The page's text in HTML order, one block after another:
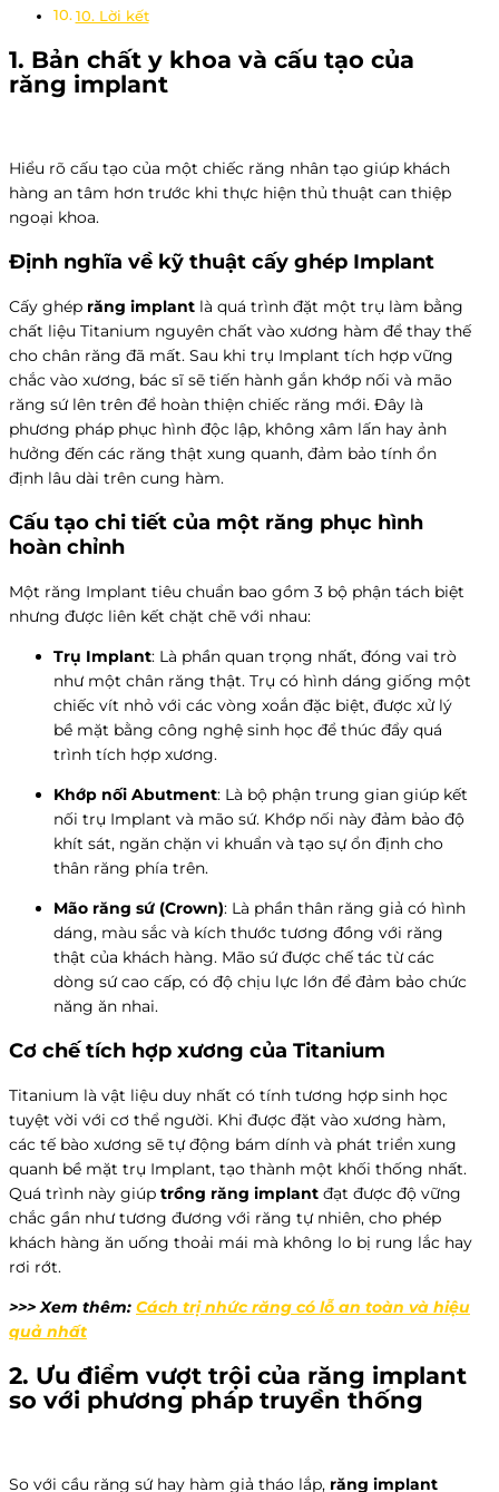
10. Lời kết
1. Bản chất y khoa và cấu tạo của
răng implant
Hiểu rõ cấu tạo của một chiếc răng nhân tạo giúp khách
hàng an tâm hơn trước khi thực hiện thủ thuật can thiệp
ngoại khoa.
Định nghĩa về kỹ thuật cấy ghép Implant
Cấy ghép răng implant là quá trình đặt một trụ làm bằng
chất liệu Titanium nguyên chất vào xương hàm để thay thế
cho chân răng đã mất. Sau khi trụ Implant tích hợp vững
chắc vào xương, bác sĩ sẽ tiến hành gắn khớp nối và mão
răng sứ lên trên để hoàn thiện chiếc răng mới. Đây là
phương pháp phục hình độc lập, không xâm lấn hay ảnh
hưởng đến các răng thật xung quanh, đảm bảo tính ổn
định lâu dài trên cung hàm.
Cấu tạo chi tiết của một răng phục hình
hoàn chỉnh
Một răng Implant tiêu chuẩn bao gồm 3 bộ phận tách biệt
nhưng được liên kết chặt chẽ với nhau:
Trụ Implant: Là phần quan trọng nhất, đóng vai trò
như một chân răng thật. Trụ có hình dáng giống một
chiếc vít nhỏ với các vòng xoắn đặc biệt, được xử lý
bề mặt bằng công nghệ sinh học để thúc đẩy quá
trình tích hợp xương.
Khớp nối Abutment: Là bộ phận trung gian giúp kết
nối trụ Implant và mão sứ. Khớp nối này đảm bảo độ
khít sát, ngăn chặn vi khuẩn và tạo sự ổn định cho
thân răng phía trên.
Mão răng sứ (Crown): Là phần thân răng giả có hình
dáng, màu sắc và kích thước tương đồng với răng
thật của khách hàng. Mão sứ được chế tác từ các
dòng sứ cao cấp, có độ chịu lực lớn để đảm bảo chức
năng ăn nhai.
Cơ chế tích hợp xương của Titanium
Titanium là vật liệu duy nhất có tính tương hợp sinh học
tuyệt vời với cơ thể người. Khi được đặt vào xương hàm,
các tế bào xương sẽ tự động bám dính và phát triển xung
quanh bề mặt trụ Implant, tạo thành một khối thống nhất.
Quá trình này giúp trồng răng implant đạt được độ vững
chắc gần như tương đương với răng tự nhiên, cho phép
khách hàng ăn uống thoải mái mà không lo bị rung lắc hay
rơi rớt.
>>> Xem thêm: Cách trị nhức răng có lỗ an toàn và hiệu
quả nhất
2. Ưu điểm vượt trội của răng implant
so với phương pháp truyền thống
So với cầu răng sứ hay hàm giả tháo lắp, răng implant